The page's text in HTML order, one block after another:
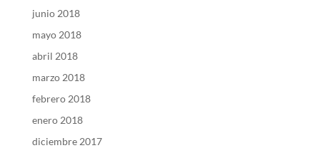
junio 2018
mayo 2018
abril 2018
marzo 2018
febrero 2018
enero 2018
diciembre 2017